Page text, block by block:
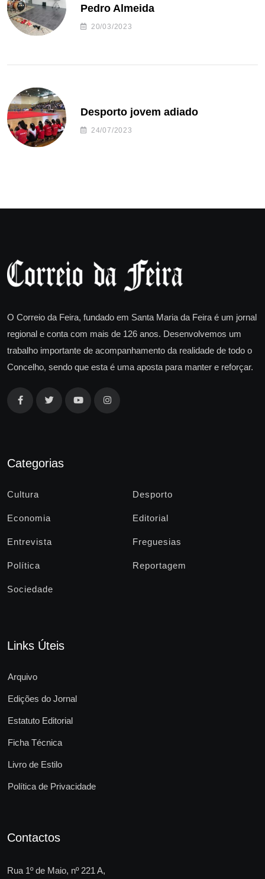
Pedro Almeida
20/03/2023
Desporto jovem adiado
24/07/2023
O Correio da Feira, fundado em Santa Maria da Feira é um jornal
regional e conta com mais de 126 anos. Desenvolvemos um
trabalho importante de acompanhamento da realidade de todo o
Concelho, sendo que esta é uma aposta para manter e reforçar.
Categorias
Cultura Desporto
Economia Editorial
Entrevista Freguesias
Política Reportagem
Sociedade
Links Úteis
Arquivo
Edições do Jornal
Estatuto Editorial
Ficha Técnica
Livro de Estilo
Política de Privacidade
Contactos
Rua 1º de Maio, nº 221 A,